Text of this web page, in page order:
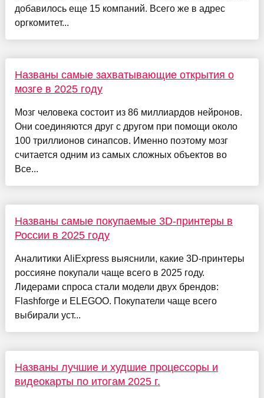
добавилось еще 15 компаний. Всего же в адрес
оргкомитет...
Названы самые захватывающие открытия о
мозге в 2025 году
Мозг человека состоит из 86 миллиардов нейронов.
Они соединяются друг с другом при помощи около
100 триллионов синапсов. Именно поэтому мозг
считается одним из самых сложных объектов во
Все...
Названы самые покупаемые 3D-принтеры в
России в 2025 году
Аналитики AliExpress выяснили, какие 3D-принтеры
россияне покупали чаще всего в 2025 году.
Лидерами спроса стали модели двух брендов:
Flashforge и ELEGOO. Покупатели чаще всего
выбирали уст...
Названы лучшие и худшие процессоры и
видеокарты по итогам 2025 г.